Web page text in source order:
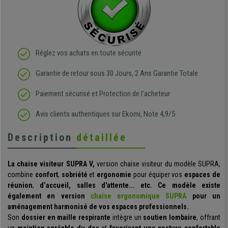
Réglez vos achats en toute sécurité
Garantie de retour sous 30 Jours, 2 Ans Garantie Totale
Paiement sécurisé et Protection de l'acheteur
Avis clients authentiques sur Ekomi, Note 4,9/5
Description détaillée
La chaise visiteur SUPRA V, version chaise visiteur du modèle SUPRA,
combine confort, sobriété et ergonomie pour équiper vos espaces de
réunion, d’accueil, salles d'attente... etc. Ce modèle existe
également en version chaise ergonomique SUPRA pour un
aménagement harmonisé de vos espaces professionnels.
Son dossier en maille respirante intègre un soutien lombaire, offrant